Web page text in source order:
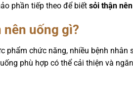
phần tiếp theo để biết sỏi thận
nên uống gì?
phẩm chức năng, nhiều bệnh nhân
phù hợp có thể cải thiện và